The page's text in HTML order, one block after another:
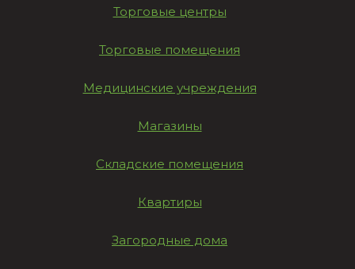
Торговые центры
Торговые помещения
Медицинские учреждения
Магазины
Складские помещения
Квартиры
Загородные дома